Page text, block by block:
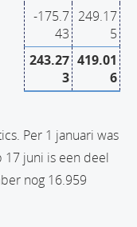
-175.7
43
249.17
5
243.27
3
419.01
6
Per 1 januari was
juni is een deel
nog 16.959